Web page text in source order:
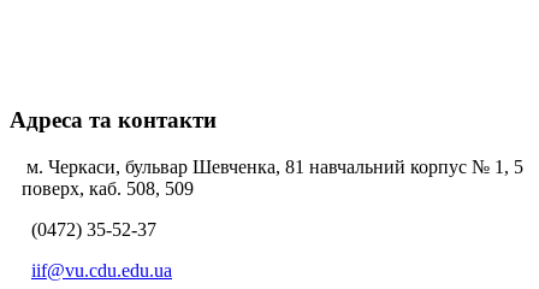
Адреса та контакти
м. Черкаси, бульвар Шевченка, 81 навчальний корпус № 1, 5
поверх, каб. 508, 509
(0472) 35-52-37
iif@vu.cdu.edu.ua